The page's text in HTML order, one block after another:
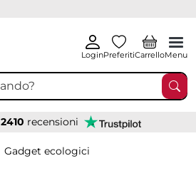
LoginPreferitiCarrelloMenu
2410 recensioni
Gadget ecologici